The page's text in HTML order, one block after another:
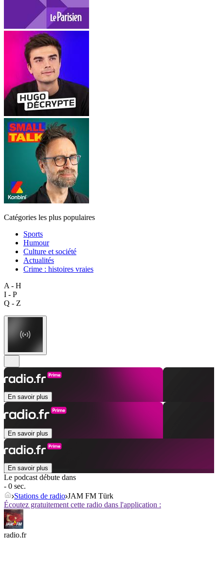
Catégories les plus populaires
Sports
Humour
Culture et société
Actualités
Crime : histoires vraies
A - H
I - P
Q - Z
En savoir plus
En savoir plus
En savoir plus
Le podcast débute dans
- 0 sec.
Stations de radio JAM FM Türk
Écoutez gratuitement cette radio dans l'application :
radio.fr